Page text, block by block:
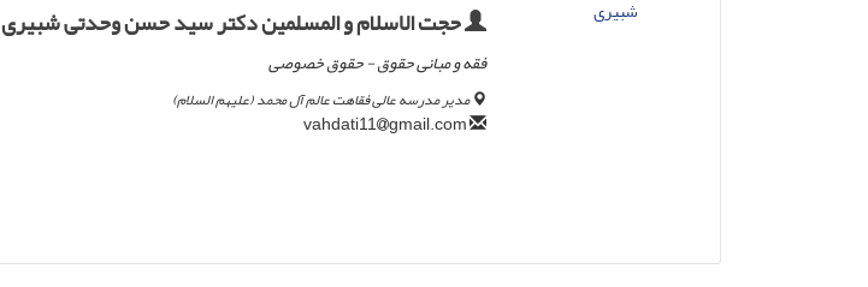
حجت الاسلام و المسلمین دکتر سید حسن وحدتی شبیری
فقه و مبانی حقوق - حقوق خصوصی
مدیر مدرسه عالی فقاهت عالم آل محمد (علیهم السلام)
gmail.com